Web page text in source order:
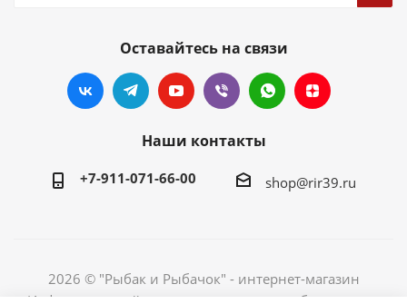
Оставайтесь на связи
Наши контакты
+7-911-071-66-00 shop@rir39.ru
2026 © "Рыбак и Рыбачок" - интернет-магазин
Информация сайта защищена законом об авторских